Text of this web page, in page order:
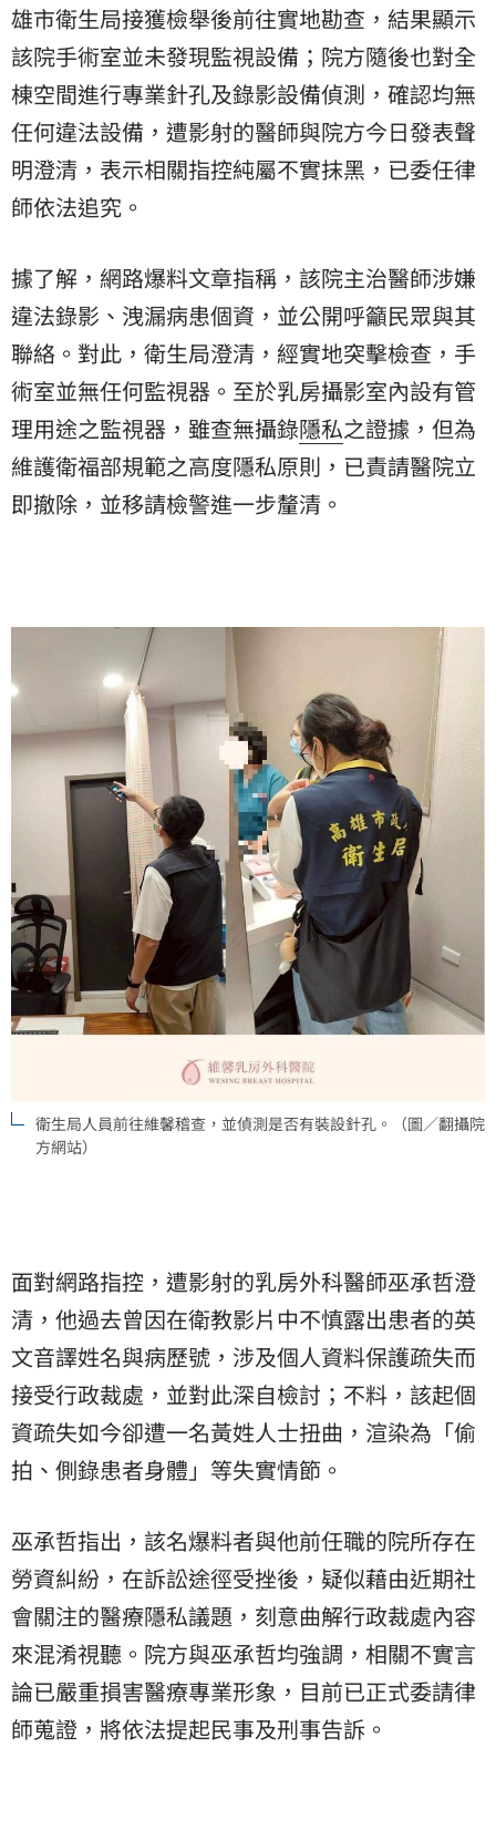
雄市衛生局接獲檢舉後前往實地勘查，結果顯示
該院手術室並未發現監視設備；院方隨後也對全
棟空間進行專業針孔及錄影設備偵測，確認均無
任何違法設備，遭影射的醫師與院方今日發表聲
明澄清，表示相關指控純屬不實抹黑，已委任律
師依法追究。
據了解，網路爆料文章指稱，該院主治醫師涉嫌
違法錄影、洩漏病患個資，並公開呼籲民眾與其
聯絡。對此，衛生局澄清，經實地突擊檢查，手
術室並無任何監視器。至於乳房攝影室內設有管
理用途之監視器，雖查無攝錄隱私之證據，但為
維護衛福部規範之高度隱私原則，已責請醫院立
即撤除，並移請檢警進一步釐清。
衛生局人員前往維馨稽查，並偵測是否有裝設針孔。（圖／翻攝院
方網站）
面對網路指控，遭影射的乳房外科醫師巫承哲澄
清，他過去曾因在衛教影片中不慎露出患者的英
文音譯姓名與病歷號，涉及個人資料保護疏失而
接受行政裁處，並對此深自檢討；不料，該起個
資疏失如今卻遭一名黃姓人士扭曲，渲染為「偷
拍 、側錄患者身體」等失實情節。
巫承哲指出，該名爆料者與他前任職的院所存在
勞資糾紛，在訴訟途徑受挫後，疑似藉由近期社
會關注的醫療隱私議題，刻意曲解行政裁處內容
來混淆視聽。院方與巫承哲均強調，相關不實言
論已嚴重損害醫療專業形象，目前已正式委請律
師蒐證，將依法提起民事及刑事告訴。